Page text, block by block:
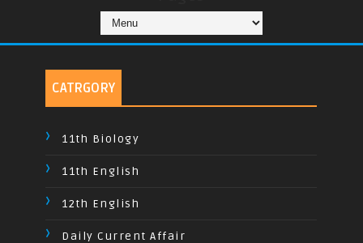
CATRGORY
11th Biology
11th English
12th English
Daily Current Affair